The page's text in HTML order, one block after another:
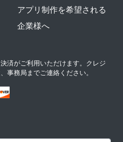
アプリ制作を希望される
企業様へ
済がご利用いただけます。クレジ
事務局までご連絡ください。